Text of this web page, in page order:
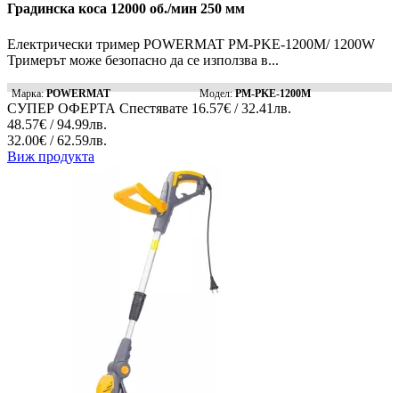
Градинска коса 12000 об./мин 250 мм
Електрически тример POWERMAT PM-PKE-1200M/ 1200W
Тримерът може безопасно да се използва в...
Марка:POWERMAT Модел:PM-PKE-1200M
СУПЕР ОФЕРТА Спестявате 16.57€ / 32.41лв.
48.57€ / 94.99лв.
32.00€ / 62.59лв.
Виж продукта